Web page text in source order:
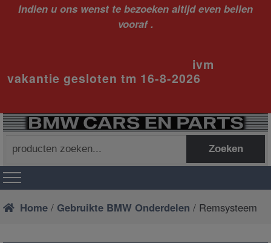
Indien u ons wenst te bezoeken altijd even bellen
vooraf .
ivm
vakantie gesloten tm 16-8-2026
naar:
Zoeken
Home / Gebruikte BMW Onderdelen / Remsysteem